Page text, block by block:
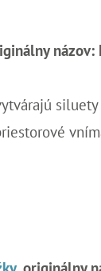
názov: